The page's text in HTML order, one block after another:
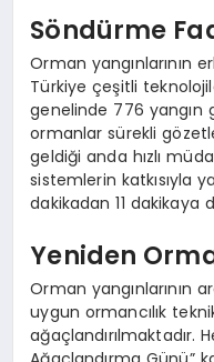
Söndürme
Orman yangınlarının
Türkiye çeşitli
genelinde 776 yangın
ormanlar sürekli
geldiği anda hızlı
sistemlerin katkısıyla
dakikadan 11 dakikaya
Yeniden
Orman yangınlarının
uygun ormancılık
ağaçlandırılmaktadır.